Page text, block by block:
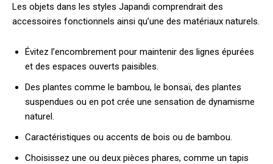
Les objets dans les styles Japandi comprendrait des
accessoires fonctionnels ainsi qu’une des matériaux naturels.
Évitez l’encombrement pour maintenir des lignes épurées
et des espaces ouverts paisibles.
Des plantes comme le bambou, le bonsaï, des plantes
suspendues ou en pot crée une sensation de dynamisme
naturel.
Caractéristiques ou accents de bois ou de bambou.
Choisissez une ou deux pièces phares, comme un tapis